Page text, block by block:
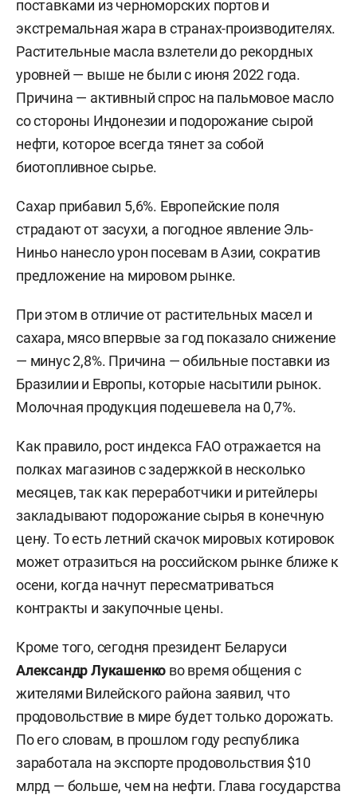
поставками из черноморских портов и
экстремальная жара в странах-производителях.
Растительные масла взлетели до рекордных
уровней — выше не были с июня 2022 года.
Причина — активный спрос на пальмовое масло
со стороны Индонезии и подорожание сырой
нефти, которое всегда тянет за собой
биотопливное сырье.
Сахар прибавил 5,6%. Европейские поля
страдают от засухи, а погодное явление Эль-
Ниньо нанесло урон посевам в Азии, сократив
предложение на мировом рынке.
При этом в отличие от растительных масел и
сахара, мясо впервые за год показало снижение
— минус 2,8%. Причина — обильные поставки из
Бразилии и Европы, которые насытили рынок.
Молочная продукция подешевела на 0,7%.
Как правило, рост индекса FAO отражается на
полках магазинов с задержкой в несколько
месяцев, так как переработчики и ритейлеры
закладывают подорожание сырья в конечную
цену. То есть летний скачок мировых котировок
может отразиться на российском рынке ближе к
осени, когда начнут пересматриваться
контракты и закупочные цены.
Кроме того, сегодня президент Беларуси
Александр Лукашенко во время общения с
жителями Вилейского района заявил, что
продовольствие в мире будет только дорожать.
По его словам, в прошлом году республика
заработала на экспорте продовольствия $10
млрд — больше, чем на нефти. Глава государства